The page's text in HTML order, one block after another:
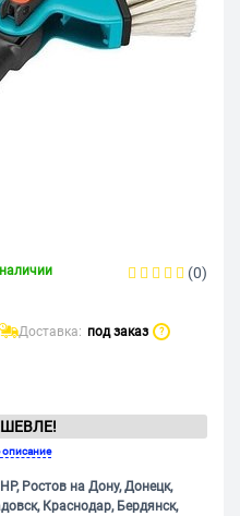
(0)
Доставка: под заказ ?
Ростов на Дону, Донецк,
Краснодар, Бердянск,